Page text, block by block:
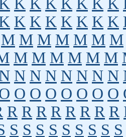
K K K K K K K
K K K K K K K
M M M M M M M
M M M M M M
N N N N N N N
O O O O O O O
R R R R R R R R
S S S S S S S S S